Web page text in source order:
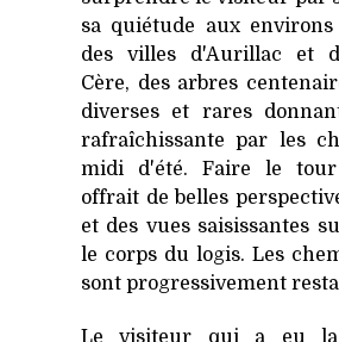
sa quiétude aux
des villes d'Aurillac et
Cère, des arbres
diverses et rares
rafraîchissante par les
midi d'été. Faire le
offrait de belles
et des vues saisissantes
le corps du logis. Les
sont progressivement
Le visiteur qui a eu la